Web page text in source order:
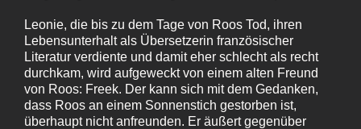
Leonie, die bis zu dem Tage von Roos Tod, ihren
Lebensunterhalt als Übersetzerin französischer
Literatur verdiente und damit eher schlecht als recht
durchkam, wird aufgeweckt von einem alten Freund
von Roos: Freek. Der kann sich mit dem Gedanken,
dass Roos an einem Sonnenstich gestorben ist,
überhaupt nicht anfreunden. Er äußert gegenüber